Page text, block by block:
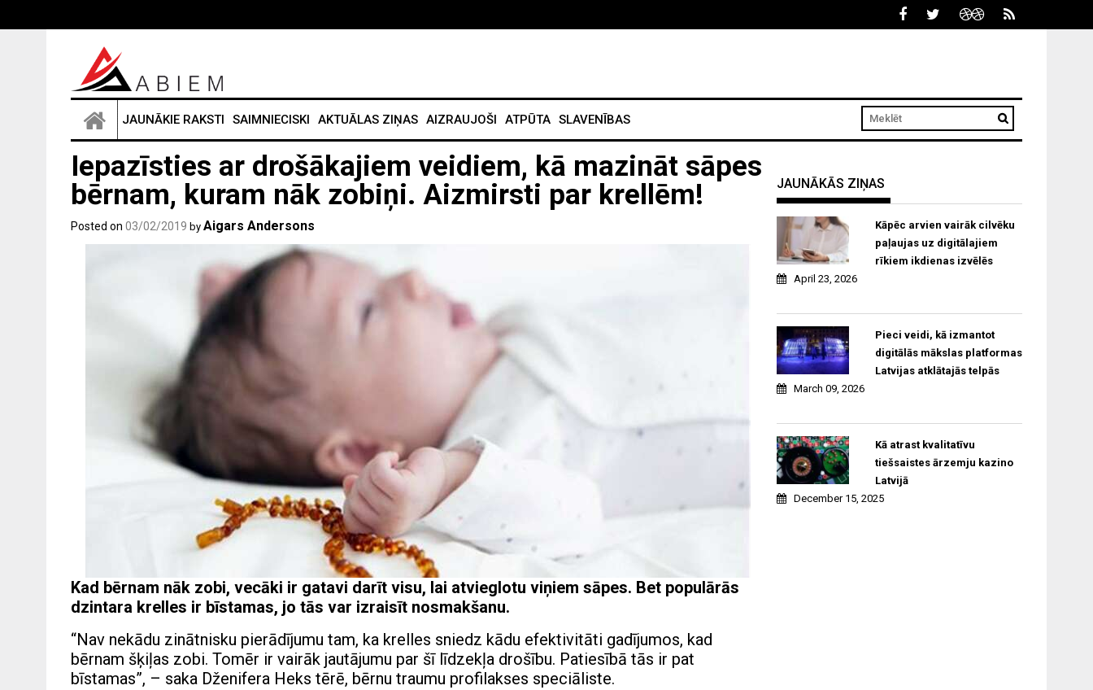
JAUNĀKIE RAKSTI SAIMNIECISKI AKTUĀLAS ZIŅAS AIZRAUJOŠI ATPŪTA SLAVENĪBAS
Iepazīsties ar drošākajiem veidiem, kā mazināt sāpes
bērnam, kuram nāk zobiņi. Aizmirsti par krellēm!
Posted on 03/02/2019 by Aigars Andersons
Kad bērnam nāk zobi, vecāki ir gatavi darīt visu, lai atvieglotu viņiem sāpes. Bet populārās
dzintara krelles ir bīstamas, jo tās var izraisīt nosmakšanu.
“Nav nekādu zinātnisku pierādījumu tam, ka krelles sniedz kādu efektivitāti gadījumos, kad
bērnam šķiļas zobi. Tomēr ir vairāk jautājumu par šī līdzekļa drošību. Patiesībā tās ir pat
bīstamas”, – saka Dženifera Heks tērē, bērnu traumu profilakses speciāliste.
JAUNĀKĀS ZIŅAS
Kāpēc arvien vairāk cilvēku
paļaujas uz digitālajiem
rīkiem ikdienas izvēlēs
April 23, 2026
Pieci veidi, kā izmantot
digitālās mākslas platformas
Latvijas atklātajās telpās
March 09, 2026
Kā atrast kvalitatīvu
tiešsaistes ārzemju kazino
Latvijā
December 15, 2025